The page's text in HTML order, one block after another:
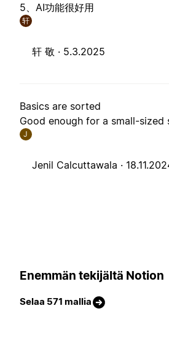
5、AI功能很好用
轩
轩 敬 · 5.3.2025
Basics are sorted
Good enough for a small-sized
J
Jenil Calcuttawala ·
Enemmän tekijältä Notion
Selaa 571 mallia